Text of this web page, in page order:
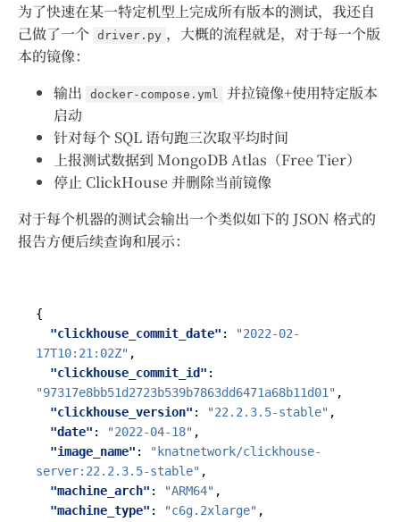
为了快速在某一特定机型上完成所有版本的测试，我还自
己做了一个 driver.py ，大概的流程就是，对于每一个版
本的镜像：
输出
docker-compose.yml
并拉镜像+使用特定版本
启动
针对每个 SQL 语句跑三次取平均时间
上报测试数据到 MongoDB Atlas（Free Tier）
停止 ClickHouse 并删除当前镜像
对于每个机器的测试会输出一个类似如下的 JSON 格式的
报告方便后续查询和展示：
{
"clickhouse_commit_date" :
"2022-02-
17T10:21:02Z" ,
"clickhouse_commit_id" :
"97317e8bb51d2723b539b7863dd6471a68b11d01" ,
"clickhouse_version" : "22.2.3.5-stable" ,
"date" : "2022-04-18" ,
"image_name" :
"knatnetwork/clickhouse-
server:22.2.3.5-stable" ,
"machine_arch" : "ARM64" ,
"machine_type" : "c6g.2xlarge" ,